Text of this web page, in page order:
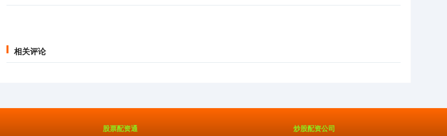
相关评论
股票配资通 炒股配资公司